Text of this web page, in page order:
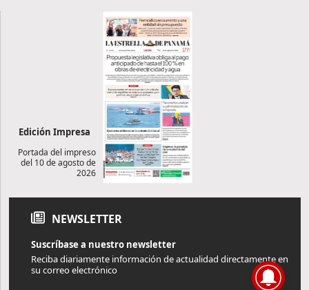
Edición Impresa
Portada del impreso
del 10 de agosto de
2026
NEWSLETTER
Suscríbase a nuestro newsletter
Reciba diariamente información de actualidad directamente en
su correo electrónico